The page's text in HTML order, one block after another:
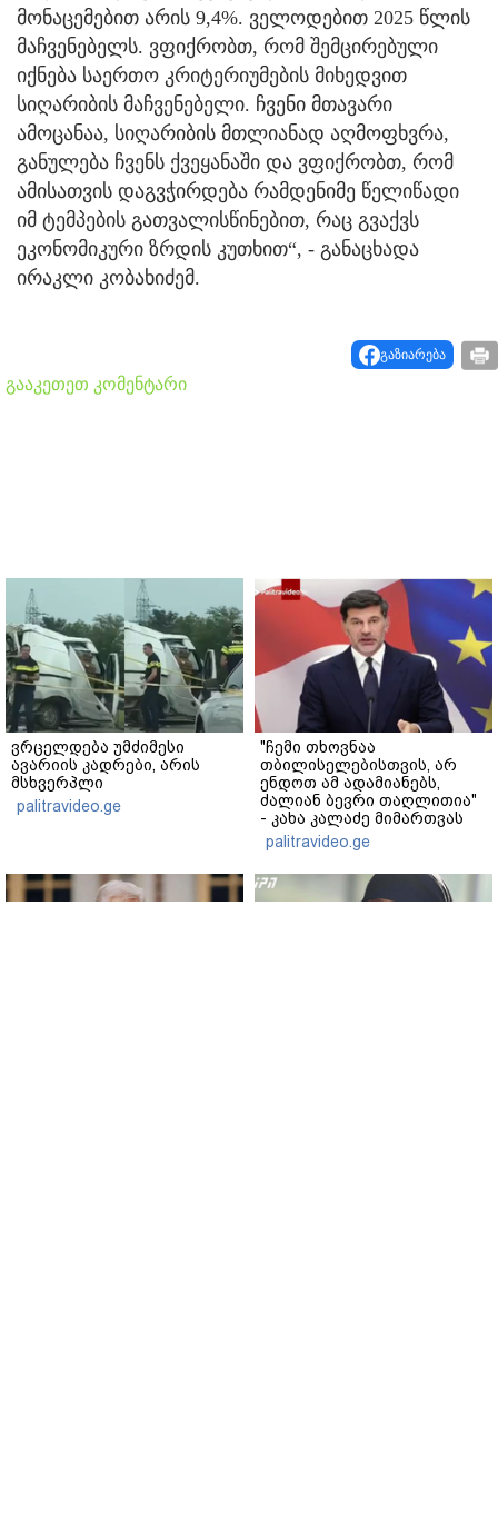
მონაცემებით არის 9,4%. ველოდებით 2025 წლის
მაჩვენებელს. ვფიქრობთ, რომ შემცირებული
იქნება საერთო კრიტერიუმების მიხედვით
სიღარიბის მაჩვენებელი. ჩვენი მთავარი
ამოცანაა, სიღარიბის მთლიანად აღმოფხვრა,
განულება ჩვენს ქვეყანაში და ვფიქრობთ, რომ
ამისათვის დაგვჭირდება რამდენიმე წელიწადი
იმ ტემპების გათვალისწინებით, რაც გვაქვს
ეკონომიკური ზრდის კუთხით“, - განაცხადა
ირაკლი კობახიძემ.
გაზიარება
გააკეთეთ კომენტარი
ვრცელდება უმძიმესი
ავარიის კადრები, არის
მსხვერპლი
palitravideo.ge
"ჩემი თხოვნაა
თბილისელებისთვის, არ
ენდოთ ამ ადამიანებს,
ძალიან ბევრი თაღლითია"
- კახა კალაძე მიმართვას
ავრცელებს
palitravideo.ge